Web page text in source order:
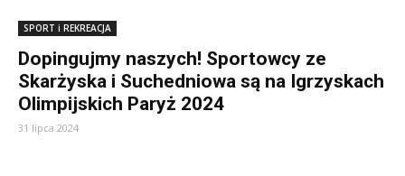
SPORT i REKREACJA
Dopingujmy naszych! Sportowcy ze
Skarżyska i Suchedniowa są na Igrzyskach
Olimpijskich Paryż 2024
31 lipca 2024